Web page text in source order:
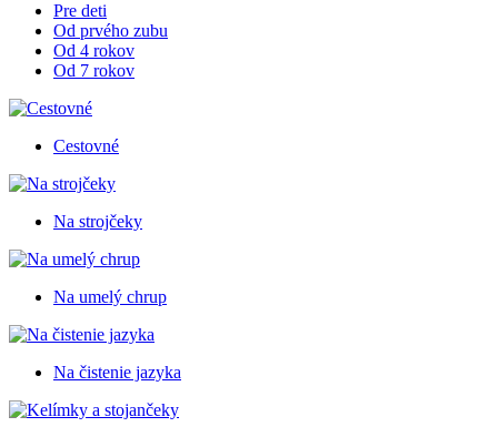
Pre deti
Od prvého zubu
Od 4 rokov
Od 7 rokov
Cestovné
Na strojčeky
Na umelý chrup
Na čistenie jazyka